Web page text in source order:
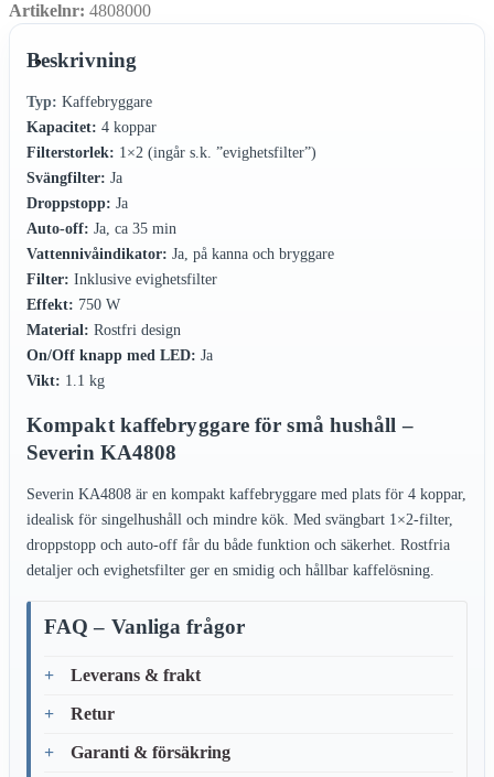
Artikelnr: 4808000
Beskrivning
Typ: Kaffebryggare
Kapacitet: 4 koppar
Filterstorlek: 1×2 (ingår s.k. ”evighetsfilter”)
Svängfilter: Ja
Droppstopp: Ja
Auto-off: Ja, ca 35 min
Vattennivåindikator: Ja, på kanna och bryggare
Filter: Inklusive evighetsfilter
Effekt: 750 W
Material: Rostfri design
On/Off knapp med LED: Ja
Vikt: 1.1 kg
Kompakt kaffebryggare för små hushåll –
Severin KA4808
Severin KA4808 är en kompakt kaffebryggare med plats för 4 koppar,
idealisk för singelhushåll och mindre kök. Med svängbart 1×2-filter,
droppstopp och auto-off får du både funktion och säkerhet. Rostfria
detaljer och evighetsfilter ger en smidig och hållbar kaffelösning.
FAQ – Vanliga frågor
Leverans & frakt
Retur
Garanti & försäkring